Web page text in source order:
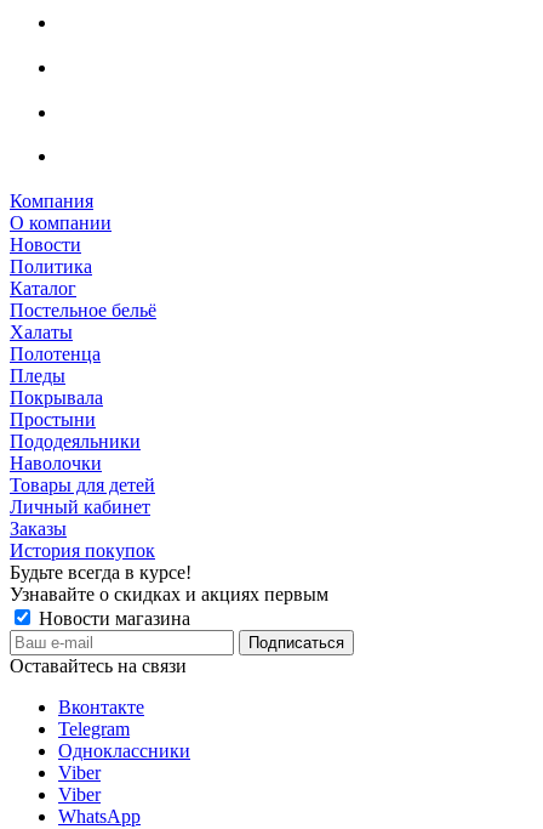
Компания
О компании
Новости
Политика
Каталог
Постельное бельё
Халаты
Полотенца
Пледы
Покрывала
Простыни
Пододеяльники
Наволочки
Товары для детей
Личный кабинет
Заказы
История покупок
Будьте всегда в курсе!
Узнавайте о скидках и акциях первым
Новости магазина
Оставайтесь на связи
Вконтакте
Telegram
Одноклассники
Viber
Viber
WhatsApp